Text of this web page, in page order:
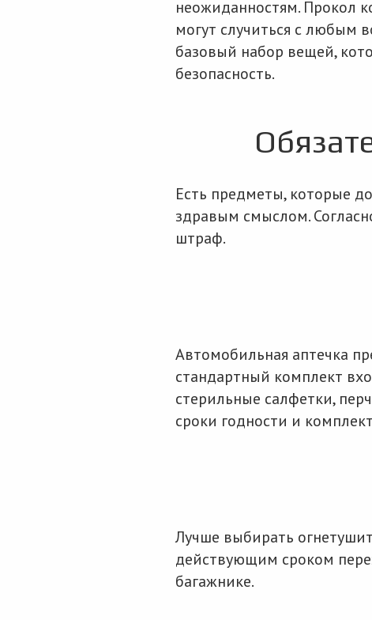
неожиданностям. Прокол
могут случиться с любым
базовый набор вещей,
безопасность.
Есть предметы, которые
здравым смыслом.
штраф.
Автомобильная аптечка
стандартный комплект
стерильные салфетки,
сроки годности и
Лучше выбирать
действующим сроком
багажнике.